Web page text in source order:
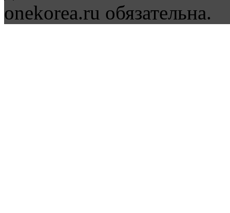
onekorea.ru обязательна.